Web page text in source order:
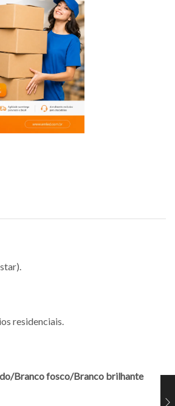
residenciais.
Branco fosco/Branco brilhante